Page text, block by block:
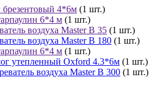
брезентовый 4*6м (1 шт.)
6*4 м (1 шт.)
воздуха Master B 35 (1 шт.)
воздуха Master B 180 (1 шт.)
6*4 м (1 шт.)
утепленный Oxford 4.3*6м (1 шт.)
воздуха Master B 300 (1 шт.)